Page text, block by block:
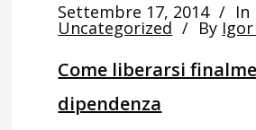
Settembre 17, 2014 In
Uncategorized By
Come liberarsi
dipendenza